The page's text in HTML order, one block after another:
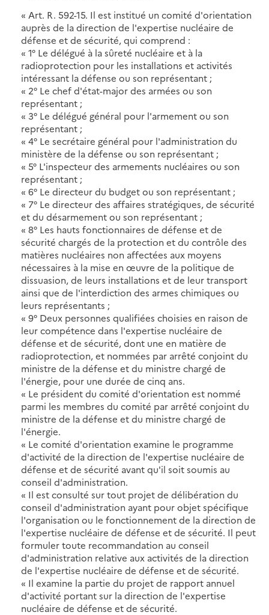
« Art. R. 592-15. Il est institué un comité d'orientation
auprès de la direction de l'expertise nucléaire de
défense et de sécurité, qui comprend :
« 1° Le délégué à la sûreté nucléaire et à la
radioprotection pour les installations et activités
intéressant la défense ou son représentant ;
« 2° Le chef d'état-major des armées ou son
représentant ;
« 3° Le délégué général pour l'armement ou son
représentant ;
« 4° Le secrétaire général pour l'administration du
ministère de la défense ou son représentant ;
« 5° L'inspecteur des armements nucléaires ou son
représentant ;
« 6° Le directeur du budget ou son représentant ;
« 7° Le directeur des affaires stratégiques, de sécurité
et du désarmement ou son représentant ;
« 8° Les hauts fonctionnaires de défense et de
sécurité chargés de la protection et du contrôle des
matières nucléaires non affectées aux moyens
nécessaires à la mise en œuvre de la politique de
dissuasion, de leurs installations et de leur transport
ainsi que de l'interdiction des armes chimiques ou
leurs représentants ;
« 9° Deux personnes qualifiées choisies en raison de
leur compétence dans l'expertise nucléaire de
défense et de sécurité, dont une en matière de
radioprotection, et nommées par arrêté conjoint du
ministre de la défense et du ministre chargé de
l'énergie, pour une durée de cinq ans.
« Le président du comité d'orientation est nommé
parmi les membres du comité par arrêté conjoint du
ministre de la défense et du ministre chargé de
l'énergie.
« Le comité d'orientation examine le programme
d'activité de la direction de l'expertise nucléaire de
défense et de sécurité avant qu'il soit soumis au
conseil d'administration.
« Il est consulté sur tout projet de délibération du
conseil d'administration ayant pour objet spécifique
l'organisation ou le fonctionnement de la direction de
l'expertise nucléaire de défense et de sécurité. Il peut
formuler toute recommandation au conseil
d'administration relative aux activités de la direction
de l'expertise nucléaire de défense et de sécurité.
« Il examine la partie du projet de rapport annuel
d'activité portant sur la direction de l'expertise
nucléaire de défense et de sécurité.